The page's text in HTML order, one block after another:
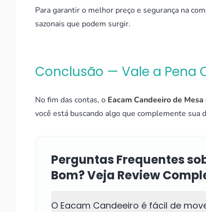
Para garantir o melhor preço e segurança na
sazonais que podem surgir.
Conclusão — Vale a Pena
No fim das contas, o Eacam Candeeiro de Mesa
você está buscando algo que complemente sua
Perguntas Frequentes
Bom? Veja Review
O Eacam Candeeiro é fácil de